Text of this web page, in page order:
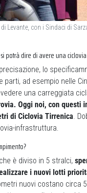
Levante, con i Sindaci di
potrà dire di avere una
lo
parti, ad esempio nelle
una carreggiata
Oggi noi, con questi
di Ciclovia Tirrenica .
infrastruttura.
è diviso in 5 stralci,
i nuovi lotti
nuovi costano circa